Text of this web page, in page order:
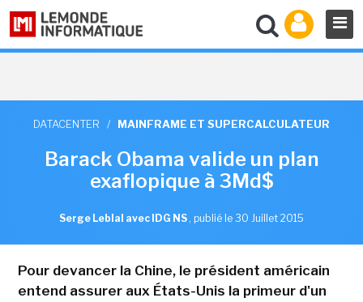
DATACENTER / MAINFRAME ET SUPERCALCULATEUR
Barack Obama valide un plan
exaflopique à 3Md$
Serge Leblal avec IDG NS , publié le 30 Juillet 2015
Pour devancer la Chine, le président américain
entend assurer aux États-Unis la primeur d'un